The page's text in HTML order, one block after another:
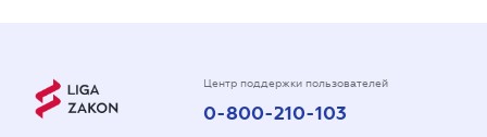
Центр поддержки пользователей
0-800-210-103